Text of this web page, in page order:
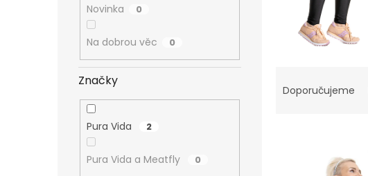
Novinka 0
Na dobrou věc 0
Značky
Pura Vida 2
Pura Vida a Meatfly 0
aDoporučujeme